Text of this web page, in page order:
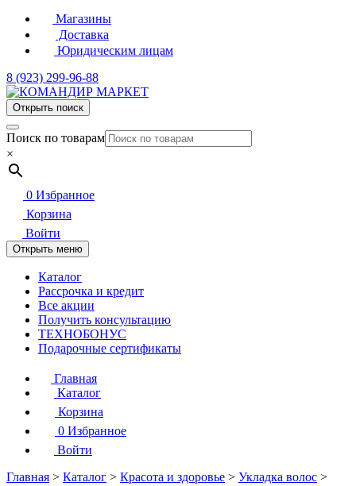
Магазины
Доставка
Юридическим лицам
8 (923) 299-96-88
Открыть поиск
Поиск по товарам
×
0 Избранное
Корзина
Войти
Открыть меню
Каталог
Рассрочка и кредит
Все акции
Получить консультацию
ТЕХНОБОНУС
Подарочные сертификаты
Главная
Каталог
Корзина
0 Избранное
Войти
Главная > Каталог > Красота и здоровье > Укладка волос >